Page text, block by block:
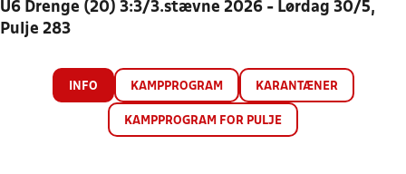
U6 Drenge (20) 3:3/3.stævne 2026 - Lørdag 30/5,
Pulje 283
INFO KAMPPROGRAM KARANTÆNER
KAMPPROGRAM FOR PULJE